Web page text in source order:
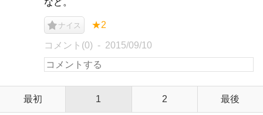
など。
ナイス ★2
コメント(0) 2015/09/10
最初 1 2 最後